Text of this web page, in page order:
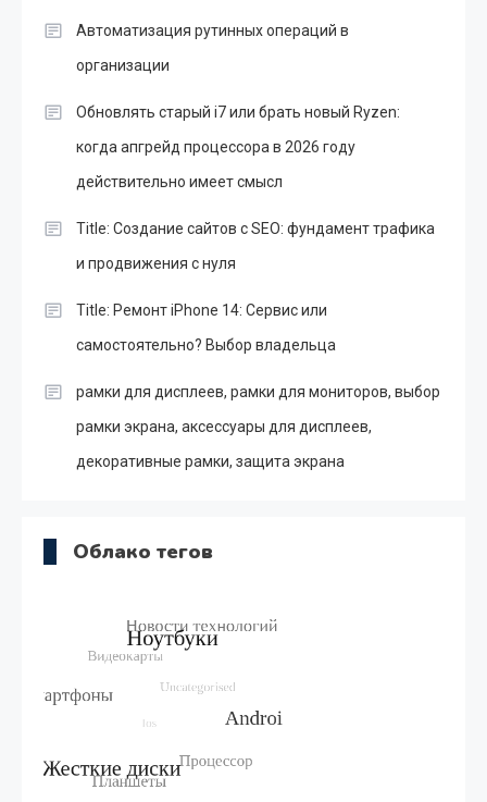
Автоматизация рутинных операций в
организации
Обновлять старый i7 или брать новый Ryzen:
когда апгрейд процессора в 2026 году
действительно имеет смысл
Title: Создание сайтов с SEO: фундамент трафика
и продвижения с нуля
Title: Ремонт iPhone 14: Сервис или
самостоятельно? Выбор владельца
рамки для дисплеев, рамки для мониторов, выбор
рамки экрана, аксессуары для дисплеев,
декоративные рамки, защита экрана
Облако тегов